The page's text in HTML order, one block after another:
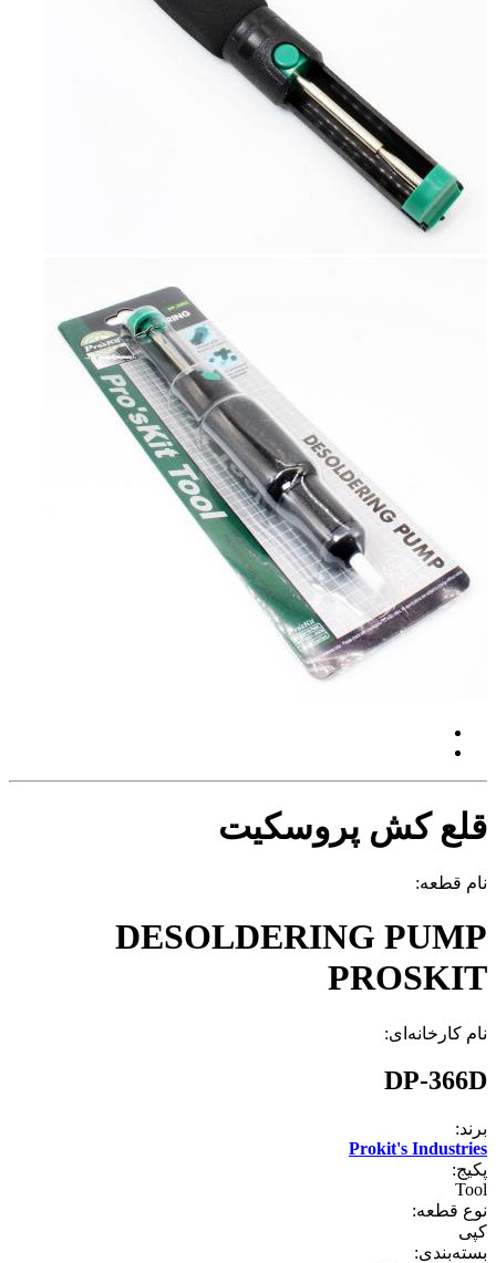
قلع کش پروسکیت
نام قطعه:
DESOLDERING PUMP
PROSKIT
نام کارخانه‌ای:
DP-366D
برند:
Prokit's Industries
پکیج:
Tool
نوع قطعه:
کپی
بسته‌بندی: